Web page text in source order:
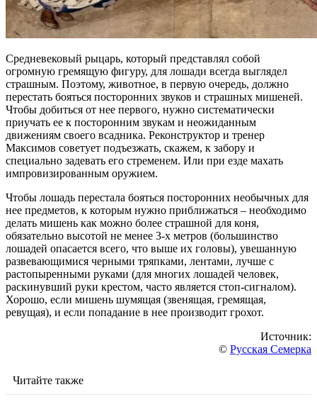
Средневековый рыцарь, который представлял собой
огромную гремящую фигуру, для лошади всегда выглядел
страшным. Поэтому, животное, в первую очередь, должно
перестать бояться посторонних звуков и страшных мишеней.
Чтобы добиться от нее первого, нужно систематически
приучать ее к посторонним звукам и неожиданным
движениям своего всадника. Реконструктор и тренер
Максимов советует подъезжать, скажем, к забору и
специально задевать его стременем. Или при езде махать
импровизированным оружием.
Чтобы лошадь перестала бояться посторонних необычных для
нее предметов, к которым нужно приближаться – необходимо
делать мишень как можно более страшной для коня,
обязательно высотой не менее 3-х метров (большинство
лошадей опасается всего, что выше их головы), увешанную
развевающимися черными тряпками, лентами, лучше с
растопыренными руками (для многих лошадей человек,
раскинувший руки крестом, часто является стоп-сигналом).
Хорошо, если мишень шумящая (звенящая, гремящая,
ревущая), и если попадание в нее производит грохот.
Источник:
© Русская Семерка
Читайте также